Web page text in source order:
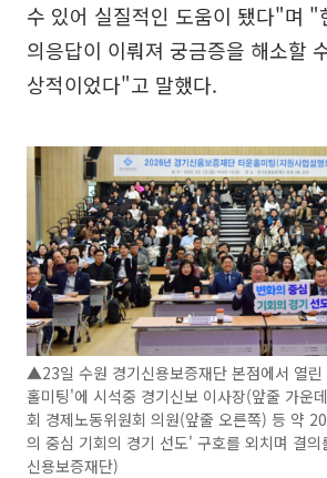
수 있어 실질적인 도움이 됐다"며 "
의응답이 이뤄져 궁금증을 해소할
상적이었다"고 말했다.
▲23일 수원 경기신용보증재단 본점에서 열
홀미팅'에 시석중 경기신보 이사장(앞줄 가운
회 경제노동위원회 의원(앞줄 오른쪽) 등 약
의 중심 기회의 경기 선도' 구호를 외치며 결의
신용보증재단)